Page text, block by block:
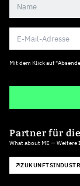
Mit dem Klick auf
Partner für
What about ME —